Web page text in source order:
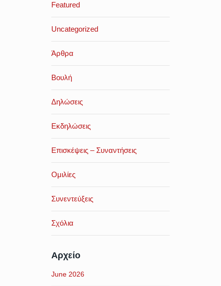
Featured
Uncategorized
Άρθρα
Βουλή
Δηλώσεις
Εκδηλώσεις
Επισκέψεις – Συναντήσεις
Ομιλίες
Συνεντεύξεις
Σχόλια
Αρχείο
June 2026